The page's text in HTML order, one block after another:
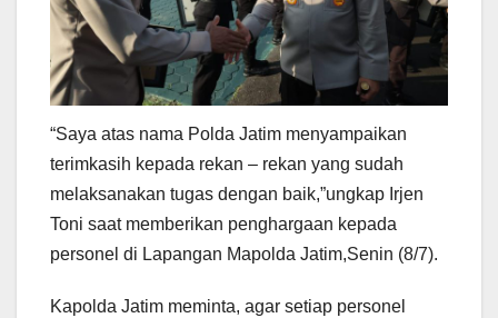
“Saya atas nama Polda Jatim menyampaikan
terimkasih kepada rekan – rekan yang sudah
melaksanakan tugas dengan baik,”ungkap Irjen
Toni saat memberikan penghargaan kepada
personel di Lapangan Mapolda Jatim,Senin (8/7).
Kapolda Jatim meminta, agar setiap personel